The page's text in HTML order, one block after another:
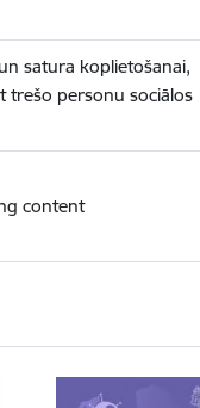
satura koplietošanai,
trešo personu sociālos
content